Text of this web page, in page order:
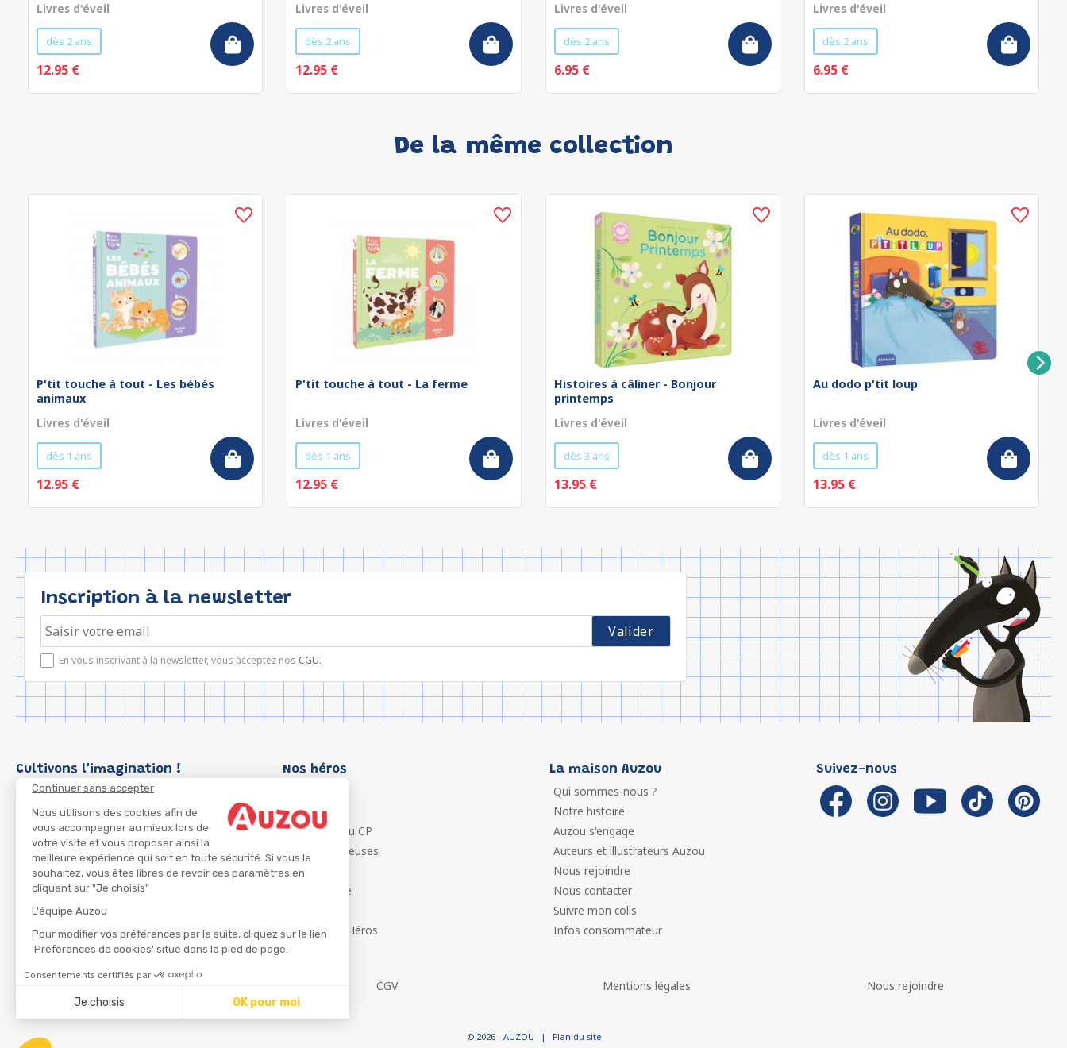
Continuer sans accepter
Nous utilisons des cookies afin de
vous accompagner au mieux lors de
votre visite et vous proposer ainsi la
meilleure expérience qui soit en toute sécurité. Si vous le
souhaitez, vous êtes libres de revoir ces paramètres en
cliquant sur "Je choisis"
L'équipe Auzou
Pour modifier vos préférences par la suite, cliquez sur le lien
'Préférences de cookies' situé dans le pied de page.
Consentements certifiés par
Je choisis OK pour moi
Livres d'éveil
dès 2 ans
12.95 €
Livres d'éveil
dès 2 ans
12.95 €
Livres d'éveil
dès 2 ans
6.95 €
Livres d'éveil
dès 2 ans
6.95 €
De la même collection
P'tit touche à tout - Les bébés
animaux
Livres d'éveil
dès 1 ans
12.95 €
P'tit touche à tout - La ferme
Livres d'éveil
dès 1 ans
12.95 €
Histoires à câliner - Bonjour
printemps
Livres d'éveil
dès 3 ans
13.95 €
Au dodo p'tit loup
Livres d'éveil
dès 1 ans
13.95 €
Inscription à la newsletter
En vous inscrivant à la newsletter, vous acceptez nos CGU.
Cultivons l'imagination ! Nos héros
P'tit Loup
Les Héros du CP
Les Influenceuses
Migali
Petite Taupe
Ma Boîte à Héros
La maison Auzou
Qui sommes-nous ?
Notre histoire
Auzou s'engage
Auteurs et illustrateurs Auzou
Nous rejoindre
Nous contacter
Suivre mon colis
Infos consommateur
Suivez-nous
CGV Mentions légales Nous rejoindre
© 2026 - AUZOU | Plan du site